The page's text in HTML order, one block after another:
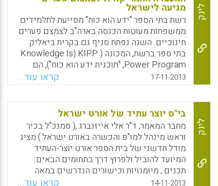
בסירטונים. אנדרסון מספר שחלק מהילדים לא
הצליחו לצפות בסירטונים משום שהם עובדים
אחר הצהריים או אין להם מחשב. הוא מזהיר
מפשטנות יתר ומגלישה לפסיביות של התלמידים
– הוא מזכיר שלא להסתפק בהכנת הסירטונים,
אלא יש לתכנן דרכים שבהן התלמידים יהיו
פעילים בלמידה – זו הרי כל הנקודה ( גילמור
קשת) .
WhatsApp
Facebook
Email
X
לינק מגיעה לישראל
רשת בתי הספר "ידע הוא כוח" מסייעת לתלמידים
ממשפחות מעוטות הכנסה בארה"ב לצמצם פערים
חינוכיים. השנה נפתח סניף גם בקרית ביאליק.
בתי ספר ברשת, המכונה ( KIPP (Knowledge Is
Power Program, "תוכנית ידע הוא כוח"), הם
חלק מהמערכת הציבורית בארה"ב והורי התלמידים
אינם נדרשים לשלם כל תשלום נוסף ( ירדן
סקופ ) .
WhatsApp
Facebook
Email
X
17-11-2013 קראו עוד...
לינק
בי"ס יוצר עתיד של אורט ישראל
מחבר המאמר, ד"ר אלי אייזנברג ,( סמנכ"ל בכיר
וראש מינהל למו"פ והכשרה באורט ישראל ) מציג
מודל חדשני של בית הספר אורט יוצר-העתיד
המיועד להוביל ולפרוץ דרך בתחומים הבאים:
תכנים , מיומנויות וכישורים הנדרשים במאה
ה-21 , ערכים, למידה, הוראה והנחייה, מבנה פיזי14-11-2013 קראו עוד...